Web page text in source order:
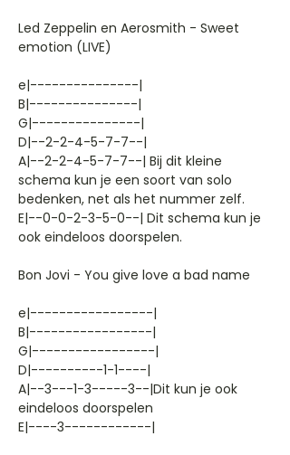
Led Zeppelin en Aerosmith - Sweet
emotion (LIVE)
e|---------------|
B|---------------|
G|---------------|
D|--2-2-4-5-7-7--|
A|--2-2-4-5-7-7--| Bij dit kleine
schema kun je een soort van solo
bedenken, net als het nummer zelf.
E|--0-0-2-3-5-0--| Dit schema kun je
ook eindeloos doorspelen.
Bon Jovi - You give love a bad name
e|-----------------|
B|-----------------|
G|-----------------|
D|----------1-1----|
A|--3---1-3-----3--|Dit kun je ook
eindeloos doorspelen
E|----3------------|